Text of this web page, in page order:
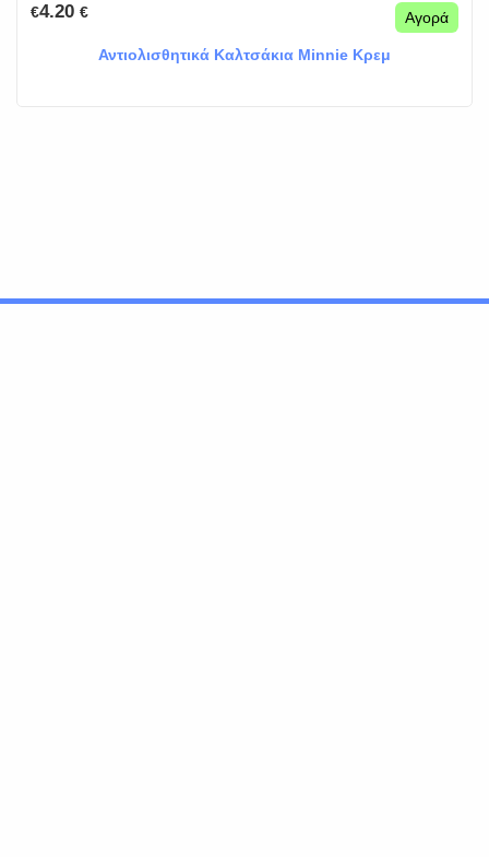
€4.20 € Αγορά
Αντιολισθητικά Καλτσάκια Minnie Κρεμ